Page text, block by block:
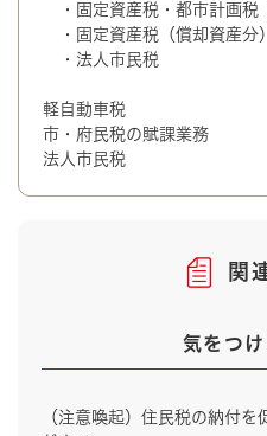
・固定資産税・都市計画税
・固定資産税（償却資産分）
・法人市民税
軽自動車税
市・府民税の賦課業務
法人市民税
関
気をつ
（注意喚起）住民税の納付を